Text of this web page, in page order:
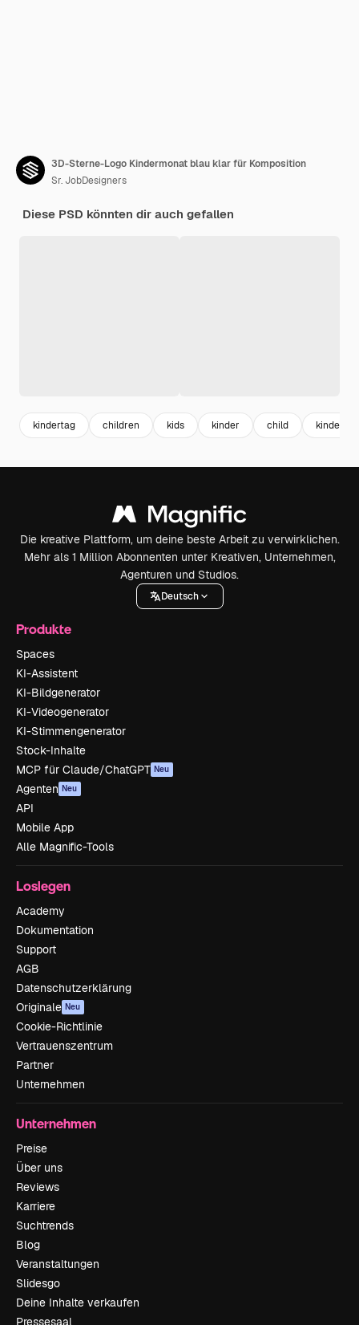
3D-Sterne-Logo Kindermonat blau klar für Komposition
Sr. JobDesigners
Diese PSD könnten dir auch gefallen
kindertag children kids kinder child kinder
Die kreative Plattform, um deine beste Arbeit zu verwirklichen.
Mehr als 1 Million Abonnenten unter Kreativen, Unternehmen,
Agenturen und Studios.
Deutsch
Produkte
Spaces
KI-Assistent
KI-Bildgenerator
KI-Videogenerator
KI-Stimmengenerator
Stock-Inhalte
MCP für Claude/ChatGPT Neu
Agenten Neu
API
Mobile App
Alle Magnific-Tools
Loslegen
Academy
Dokumentation
Support
AGB
Datenschutzerklärung
Originale Neu
Cookie-Richtlinie
Vertrauenszentrum
Partner
Unternehmen
Unternehmen
Preise
Über uns
Reviews
Karriere
Suchtrends
Blog
Veranstaltungen
Slidesgo
Deine Inhalte verkaufen
Pressesaal